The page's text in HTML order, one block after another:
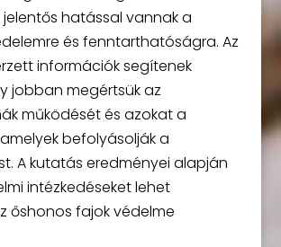
hatással vannak a
és fenntarthatóságra. Az
információk segítenek
jobban megértsük az
működését és azokat a
befolyásolják a
A kutatás eredményei alapján
intézkedéseket lehet
őshonos fajok védelme